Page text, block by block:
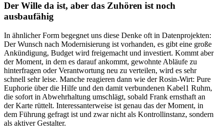
Der Wille da ist, aber das Zuhören ist noch
ausbaufähig
In ähnlicher Form begegnet uns diese Denke oft in Datenprojekten:
Der Wunsch nach Modernisierung ist vorhanden, es gibt eine große
Ankündigung, Budget wird freigemacht und investiert. Kommt aber
der Moment, in dem es darauf ankommt, gewohnte Abläufe zu
hinterfragen oder Verantwortung neu zu verteilen, wird es sehr
schnell sehr leise. Manche reagieren dann wie der Rosin-Wirt: Pure
Euphorie über die Hilfe und den damit verbundenen Kabel1 Ruhm,
die sofort in Abwehrhaltung umschlägt, sobald Frank ernsthaft an
der Karte rüttelt. Interessanterweise ist genau das der Moment, in
dem Führung gefragt ist und zwar nicht als Kontrollinstanz, sondern
als aktiver Gestalter.